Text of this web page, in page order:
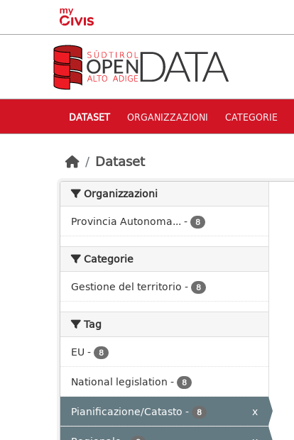
Skip to main content
DATASET ORGANIZZAZIONI CATEGORIE
Dataset
Organizzazioni
Provincia Autonoma... - 8
Categorie
Gestione del territorio - 8
Tag
EU - 8
National legislation - 8
Pianificazione/Catasto - 8
x